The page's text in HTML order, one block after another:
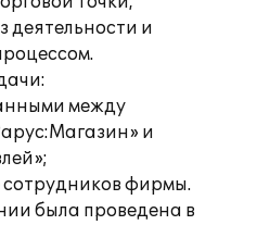
деятельности и
между
и
сотрудников фирмы.
была проведена в